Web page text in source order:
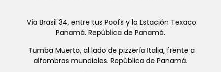
Vía Brasil 34, entre tus Poofs y la Estación Texaco
Panamá. República de Panamá.
Tumba Muerto, al lado de pizzería Italia, frente a
alfombras mundiales. República de Panamá.